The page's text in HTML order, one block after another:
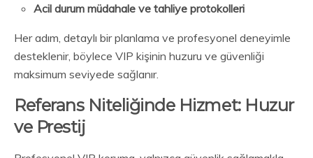
Acil durum müdahale ve tahliye protokolleri
Her adım, detaylı bir planlama ve profesyonel deneyimle
desteklenir, böylece VIP kişinin huzuru ve güvenliği
maksimum seviyede sağlanır.
Referans Niteliğinde Hizmet: Huzur
ve Prestij